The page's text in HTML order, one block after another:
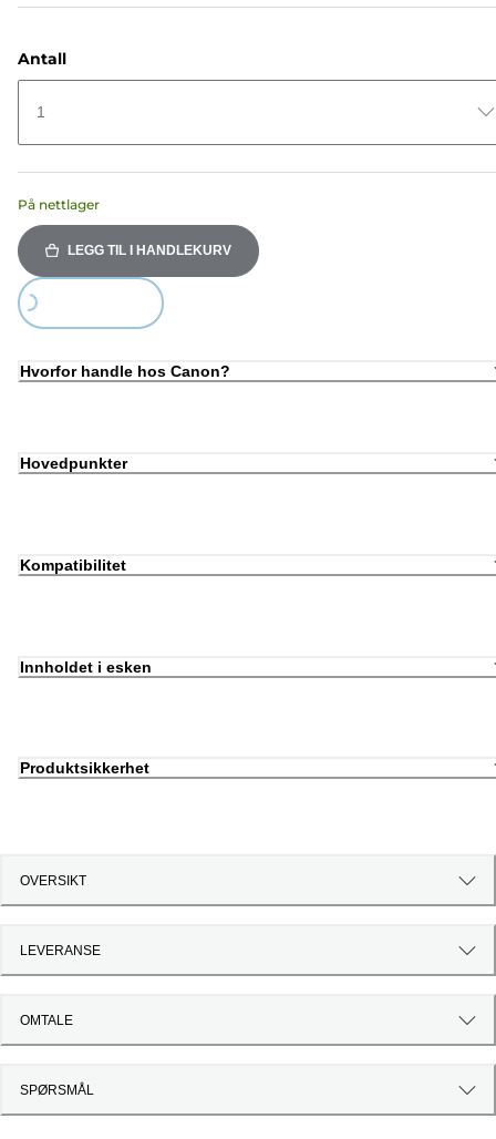
Antall
1
På nettlager
LEGG TIL I HANDLEKURV
Loading...
Hvorfor handle hos Canon?
Hovedpunkter
Kompatibilitet
Innholdet i esken
Produktsikkerhet
OVERSIKT
LEVERANSE
OMTALE
SPØRSMÅL